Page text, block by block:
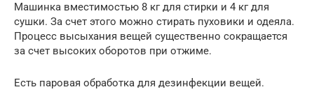
Машинка вместимостью 8 кг для стирки и 4 кг для
сушки. За счет этого можно стирать пуховики и одеяла.
Процесс высыхания вещей существенно сокращается
за счет высоких оборотов при отжиме.
Есть паровая обработка для дезинфекции вещей.